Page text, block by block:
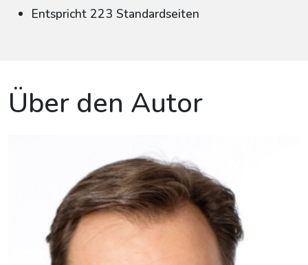
Entspricht 223 Standardseiten
Über den Autor